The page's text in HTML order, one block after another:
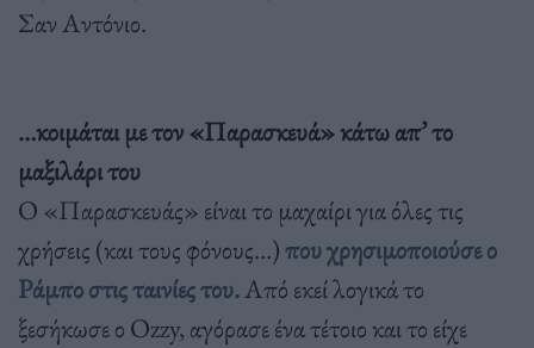
Σαν Αντόνιο.
…κοιμάται με τον «Παρασκευά» κάτω απ’ το
μαξιλάρι του
Ο «Παρασκευάς» είναι το μαχαίρι για όλες τις
χρήσεις (και τους φόνους…)που χρησιμοποιούσε ο
Ράμπο στις ταινίες του.Από εκεί λογικά το
ξεσήκωσε ο Ozzy, αγόρασε ένα τέτοιο και το είχε